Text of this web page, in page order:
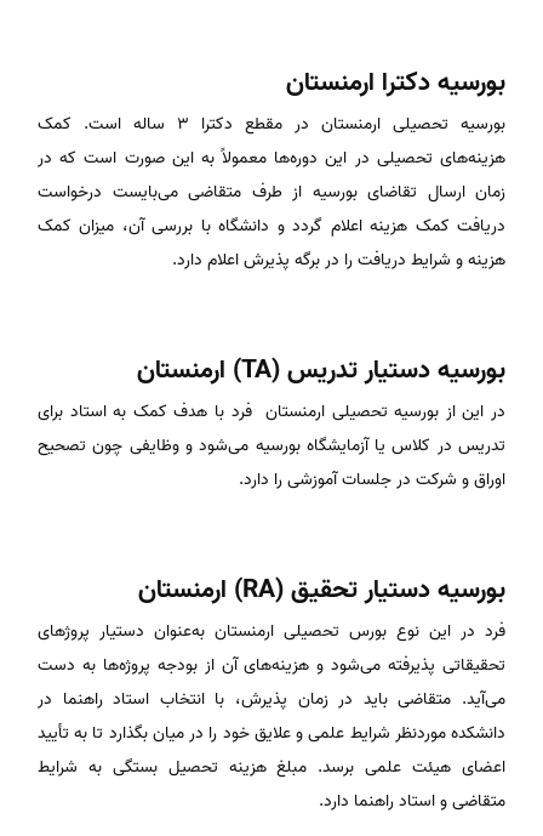
بورسیه دکترا ارمنستان
بورسیه تحصیلی ارمنستان در مقطع دکترا 3 ساله است. کمک‌
هزینه‌های تحصیلی در این دوره‌ها معمولاً به این صورت است که در
زمان ارسال تقاضای بورسیه از طرف متقاضی می‌بایست درخواست
دریافت کمک‌ هزینه اعلام گردد و دانشگاه با بررسی آن، میزان کمک‌
هزینه و شرایط دریافت را در برگه پذیرش اعلام دارد.
بورسیه دستیار تدریس (TA) ارمنستان
در این از بورسیه تحصیلی ارمنستان فرد با هدف کمک به استاد برای
تدریس در کلاس یا آزمایشگاه بورسیه می‌شود و وظایفی چون تصحیح
اوراق و شرکت در جلسات آموزشی را دارد.
بورسیه دستیار تحقیق (RA) ارمنستان
فرد در این نوع بورس تحصیلی ارمنستان به‌عنوان دستیار پروژهای
تحقیقاتی پذیرفته می‌شود و هزینه‌های آن از بودجه‌ پروژه‌ها به دست
می‌آید. متقاضی باید در زمان پذیرش، با انتخاب استاد راهنما در
دانشکده موردنظر شرایط علمی و علایق خود را در میان بگذارد تا به ‌تأیید
اعضای هیئت‌ علمی برسد. مبلغ هزینه تحصیل بستگی به شرایط
متقاضی و استاد راهنما دارد.